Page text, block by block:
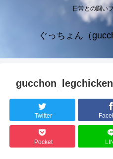
日常との闘い
ぐっちょん（
Twitter
Pocket